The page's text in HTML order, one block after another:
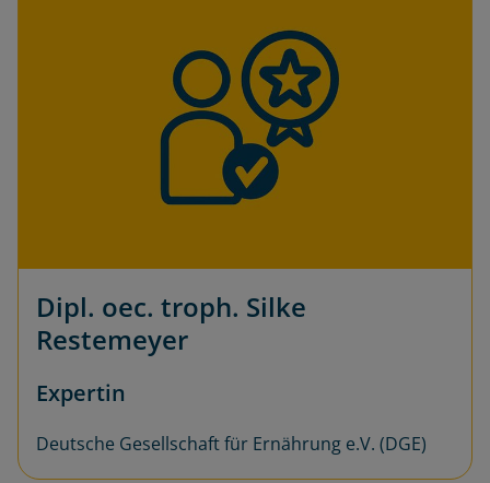
Dipl. oec. troph. Silke
Restemeyer
Expertin
Deutsche Gesellschaft für Ernährung e.V. (DGE)